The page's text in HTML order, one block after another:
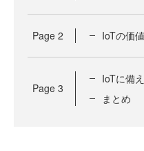
Page 2 IoTの価
Page 3
IoTに備
まとめ